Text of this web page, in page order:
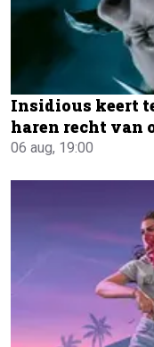
Insidious keert
haren recht van
06 aug, 19:00